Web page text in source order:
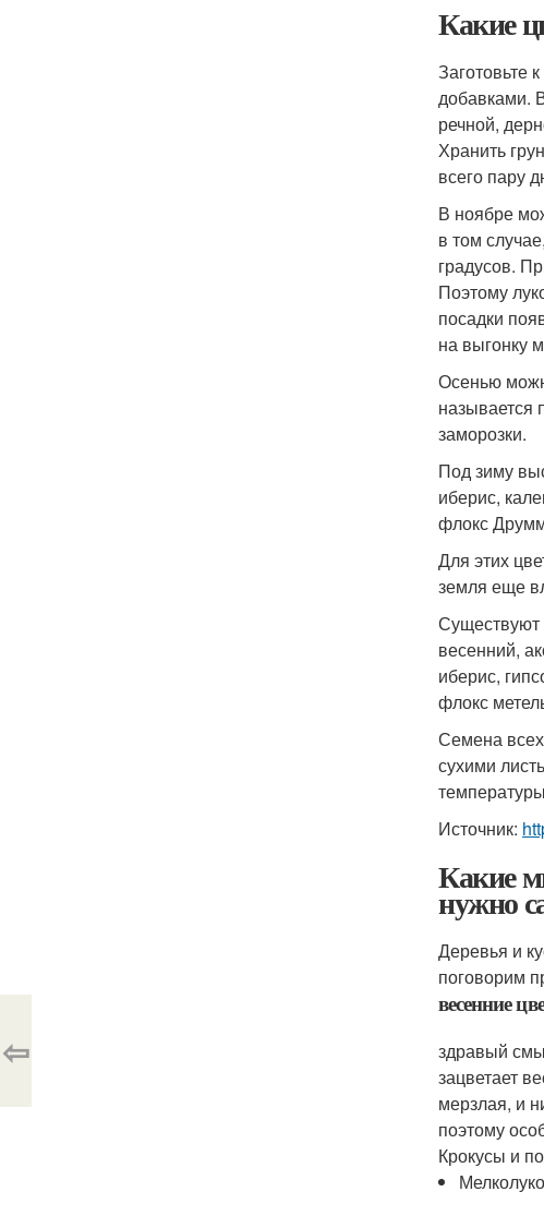
Какие
Заготовьте
добавками.
речной,
Хранить
всего пару
В ноябре
в том
градусов.
Поэтому
посадки
на выгонку
Осенью
называется
заморозки.
Под зиму
иберис,
флокс
Для этих
земля еще
Существуют
весенний,
иберис,
флокс
Семена
сухими
Источник:
Какие
нужно
Деревья и
поговорим
весенние
здравый
зацветает
мерзлая, и
поэтому
Крокусы и
⇦